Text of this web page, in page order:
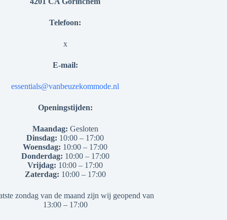
Telefoon:
x
E-mail:
essentials@vanbeuzekommode.nl
Openingstijden:
Maandag: Gesloten
Dinsdag: 10:00 – 17:00
Woensdag: 10:00 – 17:00
Donderdag: 10:00 – 17:00
Vrijdag: 10:00 – 17:00
Zaterdag: 10:00 – 17:00
zondag van de maand zijn wij geopend van
13:00 – 17:00